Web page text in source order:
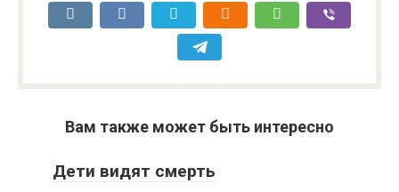
Вам также может быть интересно
Дети видят смерть